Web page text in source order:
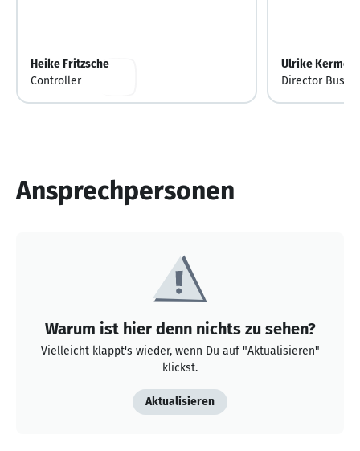
Heike Fritzsche
Controller
Ulrike Kermeß
Director
Ansprechpersonen
Warum ist hier denn nichts zu sehen?
Vielleicht klappt's wieder, wenn Du auf "Aktualisieren"
klickst.
Aktualisieren